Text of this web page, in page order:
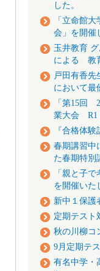
した。
「立命館
会」を開催
玉井教育
による 教
戸田有香先
において最
「第15回
業大会 R1
『合格体
春期講習中
た春期特別
「親と子
を開催いた
新中１保護
定期テスト
秋の川柳コ
9月定期テ
有名中学・